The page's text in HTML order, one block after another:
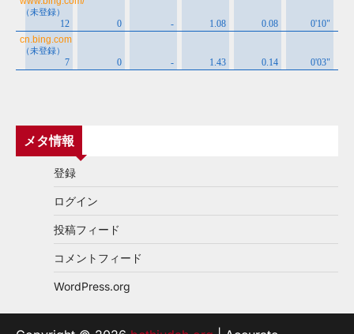
メタ情報
登録
ログイン
投稿フィード
コメントフィード
WordPress.org